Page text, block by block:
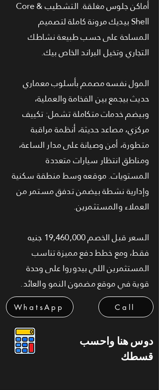
أماكن جلوس مغلقة. التشطيب Core &
Shell بيديك مرونة كاملة لتصميم
المساحة على حسب طبيعة نشاطك
التجاري وتخيل البراند الخاص بيك.
المول نفسه مصمم بأسلوب معماري
حديث بيجمع بين الفخامة والعملية،
وبيضم خدمات متكاملة تشمل: تكييف
مركزي، مصاعد حديثة، أنظمة مراقبة
متطورة، أمن وصيانة على مدار الساعة،
ومناطق انتظار سيارات متعددة
المستويات. موقعه وسط منطقة سكنية
وإدارية نشطة بيضمن تدفق مستمر من
العملاء والمستثمرين.
السعر قبل الخصم 19,460,000 جنيه
فقط، ومع خطط دفع مميزة تناسب
المستثمرين اللي بيدوروا على وحدة
قوية في موقع مضمون النمو والعائد.
WhatsApp Call
دوس هنا واحسب
قسطك